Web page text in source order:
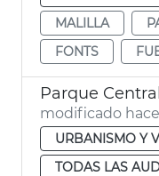
MALILLA
FONTS
modificado
URBANISMO Y
TODAS LAS